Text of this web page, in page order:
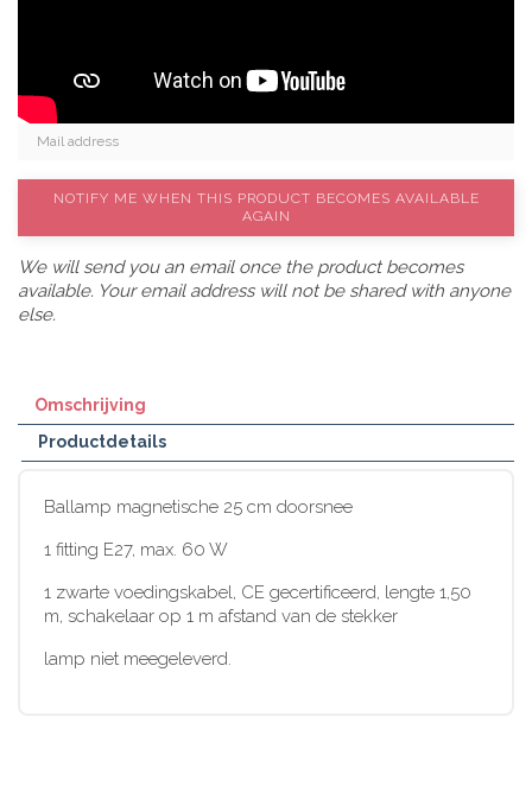
NOTIFY ME WHEN THIS PRODUCT BECOMES AVAILABLE
AGAIN
We will send you an email once the product becomes
available. Your email address will not be shared with anyone
else.
Omschrijving
Productdetails
Ballamp magnetische 25 cm doorsnee
1 fitting E27, max. 60 W
1 zwarte voedingskabel, CE gecertificeerd, lengte 1,50
m, schakelaar op 1 m afstand van de stekker
lamp niet meegeleverd.